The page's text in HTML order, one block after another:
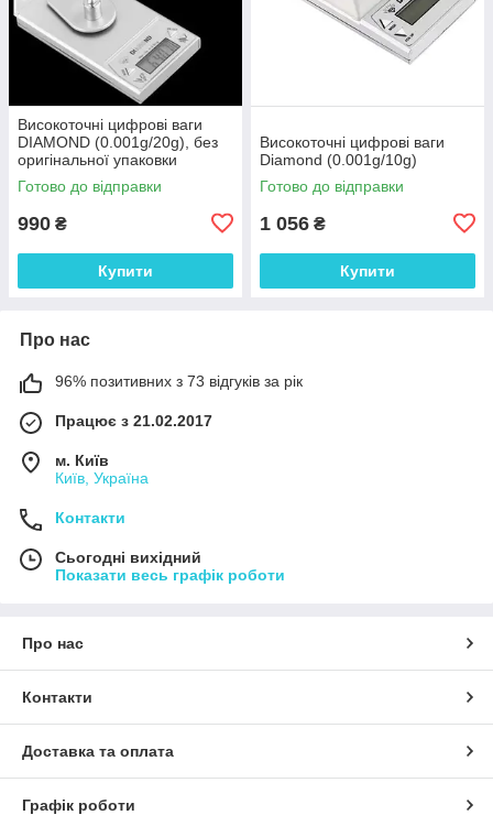
Високоточні цифрові ваги
DIAMOND (0.001g/20g), без
оригінальної упаковки
Готово до відправки
990 ₴
Купити
Високоточні цифрові ваги
Diamond (0.001g/10g)
Готово до відправки
1 056 ₴
Купити
Про нас
96% позитивних з 73 відгуків за рік
Працює з 21.02.2017
м. Київ
Київ, Україна
Контакти
Сьогодні вихідний
Показати весь графік роботи
Про нас
Контакти
Доставка та оплата
Графік роботи